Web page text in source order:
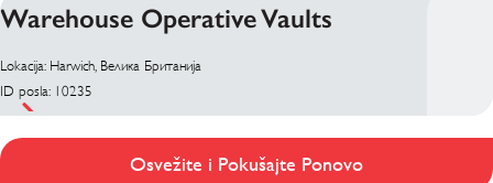
Warehouse Operative Vaults
Lokacija: Harwich, Велика Британија
ID posla: 10235
Osvežite i Pokušajte Ponovo